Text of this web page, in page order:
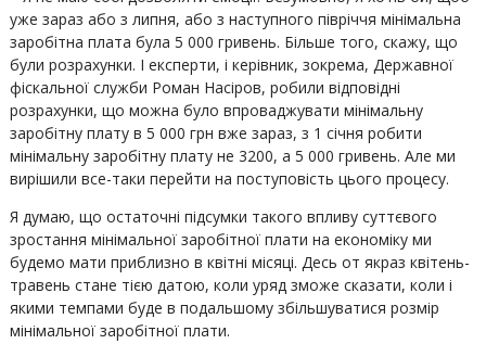
уже зараз або з липня, або з наступного півріччя мінімальна
заробітна плата була 5 000 гривень. Більше того, скажу, що
були розрахунки. І експерти, і керівник, зокрема, Державної
фіскальної служби Роман Насіров, робили відповідні
розрахунки, що можна було впроваджувати мінімальну
заробітну плату в 5 000 грн вже зараз, з 1 січня робити
мінімальну заробітну плату не 3200, а 5 000 гривень. Але ми
вирішили все-таки перейти на поступовість цього процесу.
Я думаю, що остаточні підсумки такого впливу суттєвого
зростання мінімальної заробітної плати на економіку ми
будемо мати приблизно в квітні місяці. Десь от якраз квітень-
травень стане тією датою, коли уряд зможе сказати, коли і
якими темпами буде в подальшому збільшуватися розмір
мінімальної заробітної плати.